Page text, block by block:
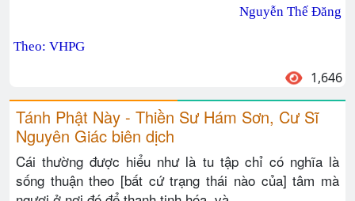
Nguyễn Thế Đăng
Theo: VHPG
1,646
Tánh Phật Này - Thiền Sư Hám Sơn, Cư Sĩ
Nguyên Giác biên dịch
Cái thường được hiểu như là tu tập chỉ có nghĩa là
sống thuận theo [bất cứ trạng thái nào của] tâm mà